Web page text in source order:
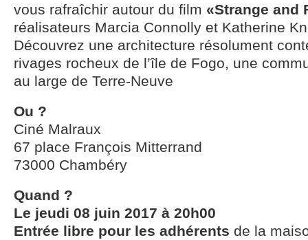
vous rafraîchir autour du film «Strange and
réalisateurs Marcia Connolly et Katherine
Découvrez une architecture résolument
rivages rocheux de l’île de Fogo, une
au large de Terre-Neuve
Ou ?
Ciné Malraux
67 place François Mitterrand
73000 Chambéry
Quand ?
Le jeudi 08 juin 2017 à 20h00
Entrée libre pour les adhérents de la